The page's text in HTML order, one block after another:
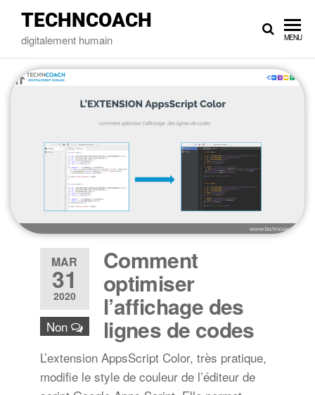
TECHNCOACH
digitalement humain MENU
MAR
31
2020
Non
Comment
optimiser
l’affichage des
lignes de codes
L’extension AppsScript Color, très pratique,
modifie le style de couleur de l’éditeur de